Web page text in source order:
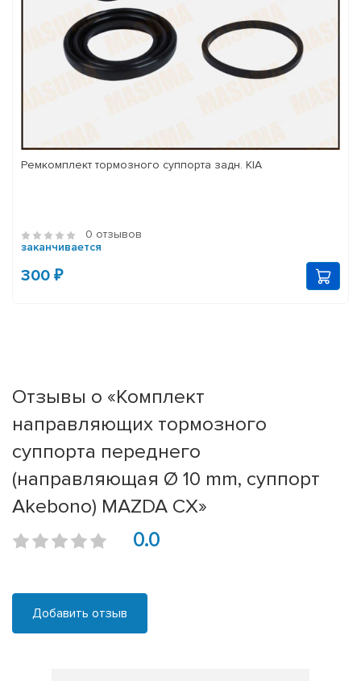
Ремкомплект тормозного суппорта задн. KIA
0 отзывов
заканчивается
300 ₽
Отзывы о «Комплект
направляющих тормозного
суппорта переднего
(направляющая Ø 10 mm, суппорт
Akebono) MAZDA CX»
0.0
Добавить отзыв